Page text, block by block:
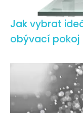
Jak vybrat
obývací pokoj